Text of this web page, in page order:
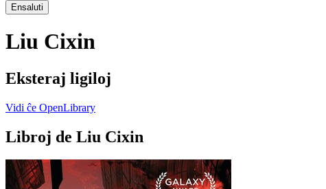
Ensaluti
Liu Cixin
Eksteraj ligiloj
Vidi ĉe OpenLibrary
Libroj de Liu Cixin